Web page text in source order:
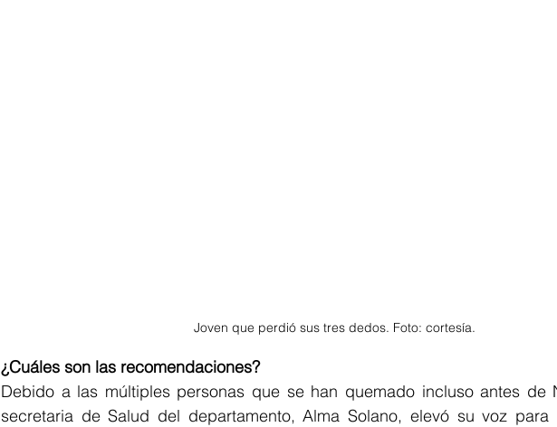
Joven que perdió sus tres dedos. Foto: cortesía.
¿Cuáles son las recomendaciones?
Debido a las múltiples personas que se han quemado incluso antes de
secretaria de Salud del departamento, Alma Solano, elevó su voz